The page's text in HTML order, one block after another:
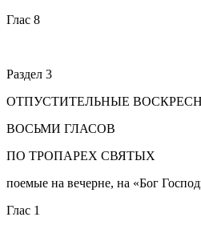
Глас 8
Раздел 3
ОТПУСТИТЕЛЬНЫЕ
ВОСЬМИ ГЛАСОВ
ПО ТРОПАРЕХ СВЯТЫХ
поемые на вечерне, на «Бог
Глас 1